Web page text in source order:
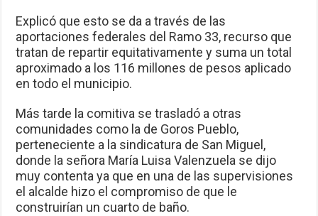
Explicó que esto se da a través de las
aportaciones federales del Ramo 33, recurso que
tratan de repartir equitativamente y suma un total
aproximado a los 116 millones de pesos aplicado
en todo el municipio.
Más tarde la comitiva se trasladó a otras
comunidades como la de Goros Pueblo,
perteneciente a la sindicatura de San Miguel,
donde la señora María Luisa Valenzuela se dijo
muy contenta ya que en una de las supervisiones
el alcalde hizo el compromiso de que le
construirían un cuarto de baño.